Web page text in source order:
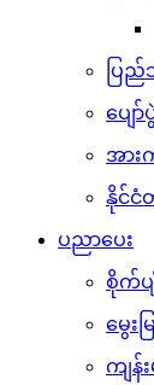
ပြ
ပျေ
အား
နိုင်
ပညာပေး
စိုက်ပ
မွေး
ကျန်း